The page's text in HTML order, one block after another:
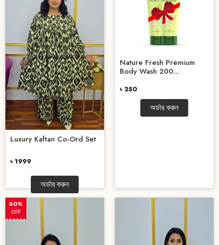
Luxury Kaftan Co-Ord Set
৳ 1999
অর্ডার করুন
Nature Fresh Premium
Body Wash 200...
৳ 250
অর্ডার করুন
50%
OFF